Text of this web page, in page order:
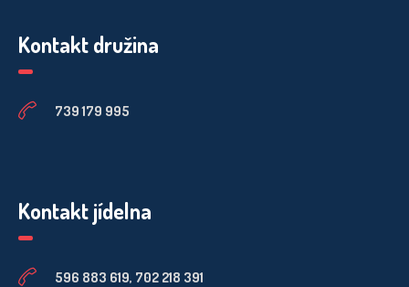
Kontakt družina
739 179 995
Kontakt jídelna
596 883 619, 702 218 391